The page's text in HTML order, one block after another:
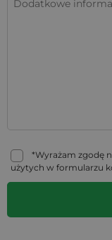
*Wyrażam zgodę
użytych w formularzu